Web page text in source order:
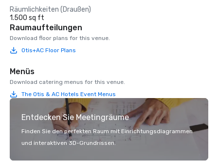
Räumlichkeiten (Draußen)
1.500 sq ft
Raumaufteilungen
Download floor plans for this venue.
Otis+AC Floor Plans
Menüs
Download catering menus for this venue.
The Otis & AC Hotels Event Menus
Entdecken Sie Meetingräume
Finden Sie den perfekten Raum mit Einrichtungsdiagrammen
und interaktiven 3D-Grundrissen.